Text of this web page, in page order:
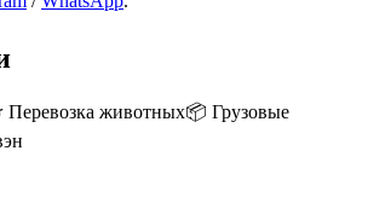
Перевозка животных📦 Грузовые